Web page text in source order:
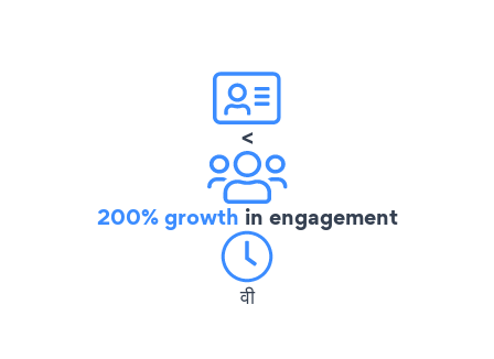
<
200% growth in engagement
वी